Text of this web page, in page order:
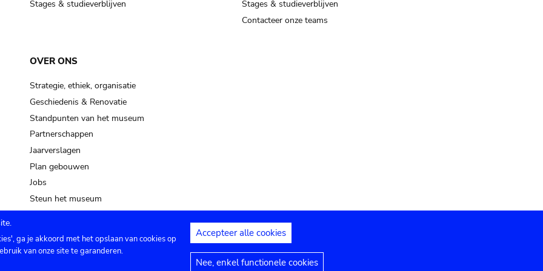
Stages & studieverblijven
Stages & studieverblijven
Contacteer onze teams
OVER ONS
Strategie, ethiek, organisatie
Geschiedenis & Renovatie
Standpunten van het museum
Partnerschappen
Jaarverslagen
Plan gebouwen
Jobs
Steun het museum
Privacy instellingen Juridische mededelingen
ga je akkoord met het opslaan van cookies op
van onze site te garanderen.
Accepteer alle cookies
Nee, enkel functionele cookies